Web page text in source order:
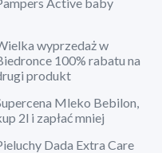
wyprzedaż w
100% rabatu na
produkt
Mleko Bebilon,
2l i zapłać mniej
Dada Extra Care